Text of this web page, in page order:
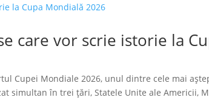
care vor scrie istorie la
Cupei Mondiale 2026, unul dintre cele mai
simultan în trei țări, Statele Unite ale Americii,